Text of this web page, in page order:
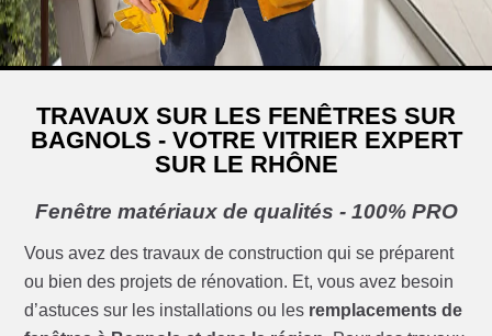
TRAVAUX SUR LES FENÊTRES SUR
BAGNOLS - VOTRE VITRIER EXPERT
SUR LE RHÔNE
Fenêtre matériaux de qualités - 100% PRO
Vous avez des travaux de construction qui se préparent
ou bien des projets de rénovation. Et, vous avez besoin
d’astuces sur les installations ou les remplacements de